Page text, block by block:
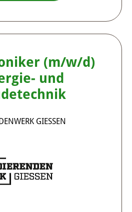
(m/w/d)
und
GIESSEN